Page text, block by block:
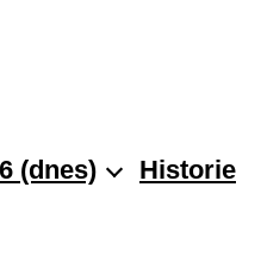
(dnes)
Historie